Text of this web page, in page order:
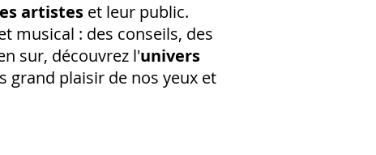
artistes et leur public.
musical : des conseils, des
sur, découvrez l'univers
grand plaisir de nos yeux et